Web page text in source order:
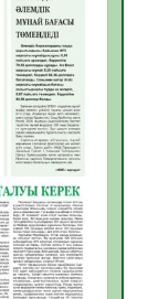
33
33
етті
43
–